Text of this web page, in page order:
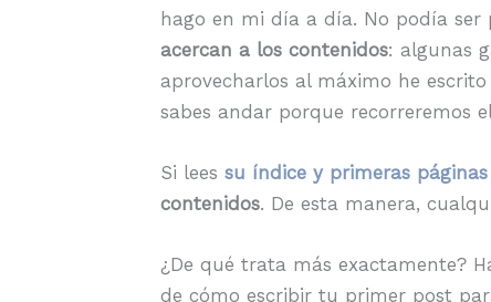
hago en mi día a día. No podía ser
acercan a los contenidos: algunas
aprovecharlos al máximo he escrito
sabes andar porque recorreremos
Si lees su índice y primeras páginas
contenidos. De esta manera,
¿De qué trata más exactamente?
de cómo escribir tu primer post